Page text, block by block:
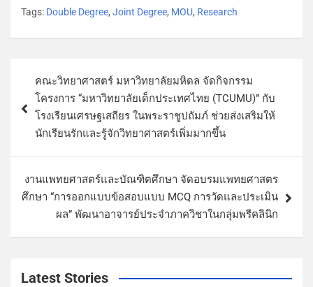
Tags: Double Degree, Joint Degree, MOU, Research
คณะวิทยาศาสตร์ มหาวิทยาลัยมหิดล จัดกิจกรรม
โครงการ “มหาวิทยาลัยเด็กประเทศไทย (TCUMU)” กับ
โรงเรียนเศรษฐเสถียร ในพระราชูปถัมภ์ ช่วยส่งเสริมให้
นักเรียนรักและรู้จักวิทยาศาสตร์เพิ่มมากขึ้น
งานแพทยศาสตร์และบัณฑิตศึกษา จัดอบรมแพทยศาสตร
ศึกษา “การออกแบบข้อสอบแบบ MCQ การวัดและประเมิน
ผล” พัฒนาอาจารย์ประจำภาควิชาในกลุ่มพรีคลินิก
Latest Stories